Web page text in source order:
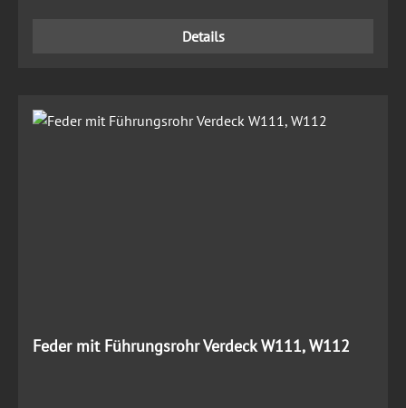
Details
Feder mit Führungsrohr Verdeck W111, W112